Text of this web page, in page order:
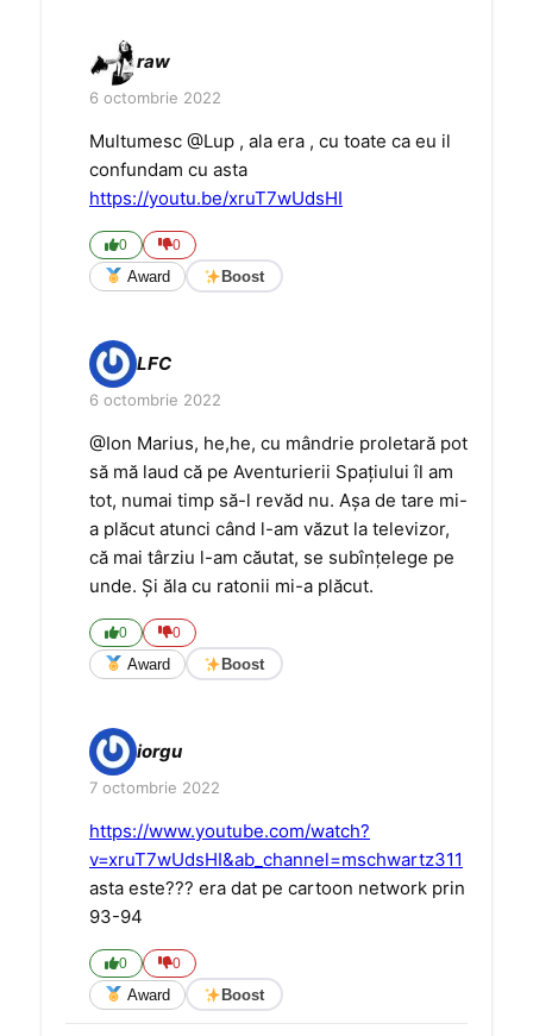
raw
6 octombrie 2022
Multumesc @Lup , ala era , cu toate ca eu il
confundam cu asta
https://youtu.be/xruT7wUdsHI
0 0
Award Boost
LFC
6 octombrie 2022
@Ion Marius, he,he, cu mândrie proletară pot
să mă laud că pe Aventurierii Spațiului îl am
tot, numai timp să-l revăd nu. Așa de tare mi-
a plăcut atunci când l-am văzut la televizor,
că mai târziu l-am căutat, se subînțelege pe
unde. Și ăla cu ratonii mi-a plăcut.
0 0
Award Boost
iorgu
7 octombrie 2022
https://www.youtube.com/watch?
v=xruT7wUdsHI&ab_channel=mschwartz311
asta este??? era dat pe cartoon network prin
93-94
0 0
Award Boost